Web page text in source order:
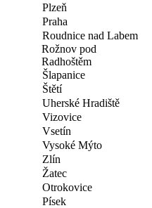
Plzeň
Praha
Roudnice nad Labem
Rožnov pod
Radhoštěm
Šlapanice
Štětí
Uherské Hradiště
Vizovice
Vsetín
Vysoké Mýto
Zlín
Žatec
Otrokovice
Písek